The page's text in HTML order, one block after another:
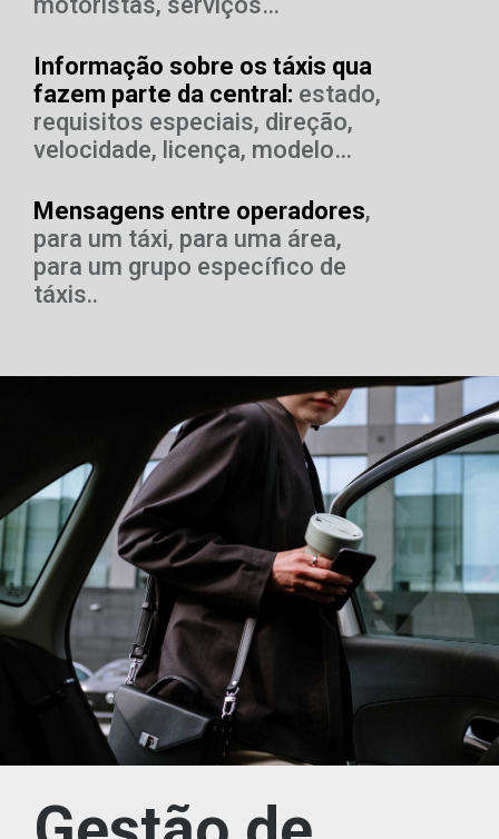
Informação sobre os táxis qua
fazem parte da central: estado,
requisitos especiais, direção,
velocidade, licença, modelo…
Mensagens entre operadores,
para um táxi, para uma área,
para um grupo específico de
táxis..